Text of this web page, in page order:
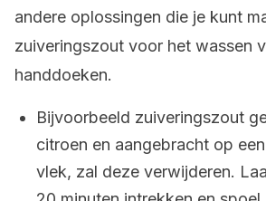
andere oplossingen die je kunt
zuiveringszout voor het wassen
handdoeken.
Bijvoorbeeld zuiveringszout
citroen en aangebracht op
vlek, zal deze verwijderen.